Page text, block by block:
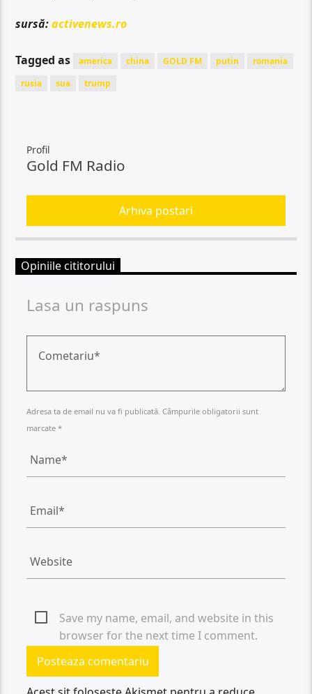
sursă:activenews.ro
Tagged as america china GOLD FM putin
romania
rusia
sua trump
Profil
Gold FM Radio
Arhiva postari
Opiniile cititorului
Lasa un raspuns
Adresa ta de email nu va fi publicată. Câmpurile obligatorii sunt
marcate *
Save my name, email, and website in this
browser for the next time I comment.